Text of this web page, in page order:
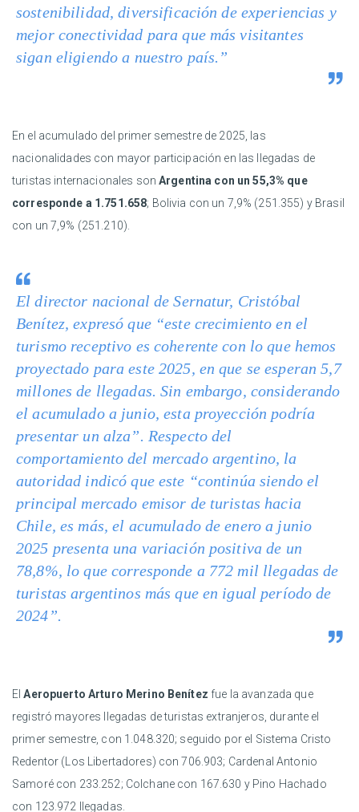
sostenibilidad, diversificación de experiencias y
mejor conectividad para que más visitantes
sigan eligiendo a nuestro país.”
En el acumulado del primer semestre de 2025, las
nacionalidades con mayor participación en las llegadas de
turistas internacionales sonArgentina con un 55,3% que
corresponde a 1.751.658; Bolivia con un 7,9% (251.355) y Brasil
con un 7,9% (251.210).
El director nacional de Sernatur, Cristóbal
Benítez, expresó que “este crecimiento en el
turismo receptivo es coherente con lo que hemos
proyectado para este 2025, en que se esperan 5,7
millones de llegadas. Sin embargo, considerando
el acumulado a junio, esta proyección podría
presentar un alza”. Respecto del
comportamiento del mercado argentino, la
autoridad indicó que este “continúa siendo el
principal mercado emisor de turistas hacia
Chile, es más, el acumulado de enero a junio
2025 presenta una variación positiva de un
78,8%, lo que corresponde a 772 mil llegadas de
turistas argentinos más que en igual período de
2024”.
ElAeropuerto Arturo Merino Benítez fue la avanzada que
registró mayores llegadas de turistas extranjeros, durante el
primer semestre, con 1.048.320; seguido por el Sistema Cristo
Redentor (Los Libertadores) con 706.903; Cardenal Antonio
Samoré con 233.252; Colchane con 167.630 y Pino Hachado
con 123.972 llegadas.